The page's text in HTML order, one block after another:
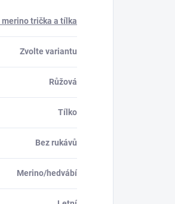
merino trička a tílka
Zvolte variantu
Růžová
Tílko
Bez rukávů
Merino/hedvábí